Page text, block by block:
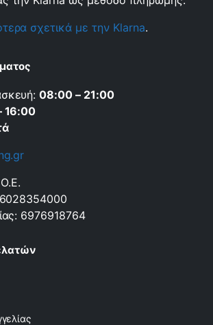
σχετικά με την Klarna.
08:00 – 21:00
16:00
6976918764